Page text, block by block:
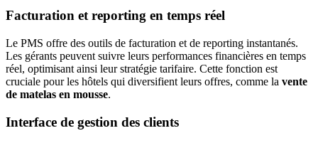
Facturation et reporting en temps réel
Le PMS offre des outils de facturation et de reporting instantanés.
Les gérants peuvent suivre leurs performances financières en temps
réel, optimisant ainsi leur stratégie tarifaire. Cette fonction est
cruciale pour les hôtels qui diversifient leurs offres, comme la vente
de matelas en mousse.
Interface de gestion des clients